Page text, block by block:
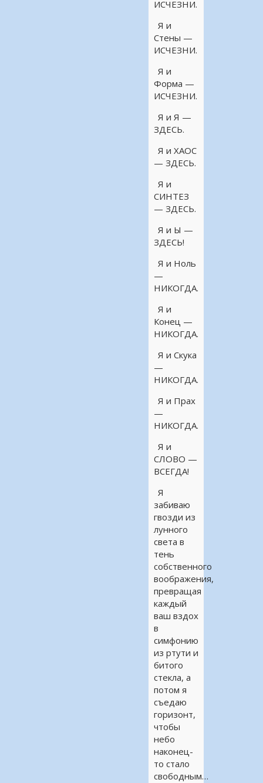
ИСЧЕЗНИ.
Я и
Стены —
ИСЧЕЗНИ.
Я и
Форма —
ИСЧЕЗНИ.
Я и Я —
ЗДЕСЬ.
Я и ХАОС
— ЗДЕСЬ.
Я и
СИНТЕЗ
— ЗДЕСЬ.
Я и Ы —
ЗДЕСЬ!
Я и Ноль
—
НИКОГДА.
Я и
Конец —
НИКОГДА.
Я и Скука
—
НИКОГДА.
Я и Прах
—
НИКОГДА.
Я и
СЛОВО —
ВСЕГДА!
Я
забиваю
гвозди из
лунного
света в
тень
собственного
воображения,
превращая
каждый
ваш вздох
в
симфонию
из ртути и
битого
стекла, а
потом я
съедаю
горизонт,
чтобы
небо
наконец-
то стало
свободным…